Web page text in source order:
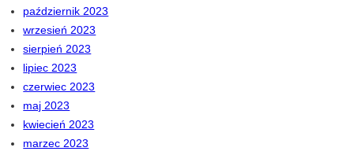
październik 2023
wrzesień 2023
sierpień 2023
lipiec 2023
czerwiec 2023
maj 2023
kwiecień 2023
marzec 2023